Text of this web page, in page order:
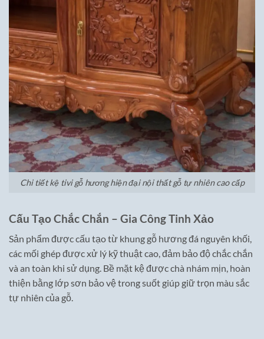
Chi tiết kệ tivi gỗ hương hiện đại nội thất gỗ tự nhiên cao cấp
Cấu Tạo Chắc Chắn – Gia Công Tinh Xảo
Sản phẩm được cấu tạo từ khung gỗ hương đá nguyên khối,
các mối ghép được xử lý kỹ thuật cao, đảm bảo độ chắc chắn
và an toàn khi sử dụng. Bề mặt kệ được chà nhám mịn, hoàn
thiện bằng lớp sơn bảo vệ trong suốt giúp giữ trọn màu sắc
tự nhiên của gỗ.